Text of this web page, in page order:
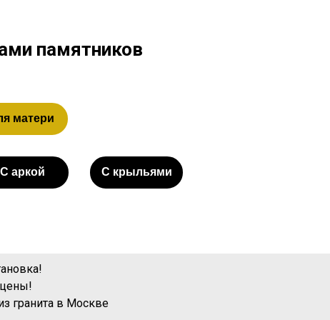
памятников
матери
С аркой С крыльями
гранита в Москве